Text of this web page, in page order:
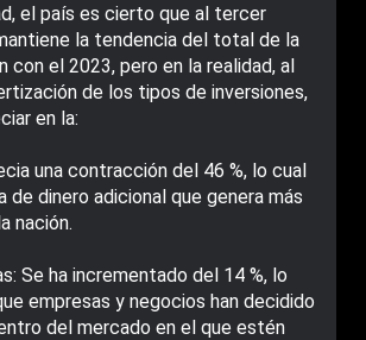
el país es cierto que al tercer
la tendencia del total de la
con el 2023, pero en la realidad, al
de los tipos de inversiones,
en la:
una contracción del 46 %, lo cual
de dinero adicional que genera más
nación.
Se ha incrementado del 14 %, lo
empresas y negocios han decidido
del mercado en el que estén